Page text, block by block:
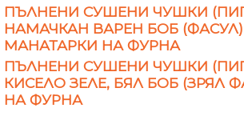
ПЪЛНЕНИ СУШЕНИ ЧУШКИ
НАМАЧКАН ВАРЕН БОБ
МАНАТАРКИ НА ФУРНА
ПЪЛНЕНИ СУШЕНИ ЧУШКИ
КИСЕЛО ЗЕЛЕ, БЯЛ БОБ (ЗРЯЛ
НА ФУРНА